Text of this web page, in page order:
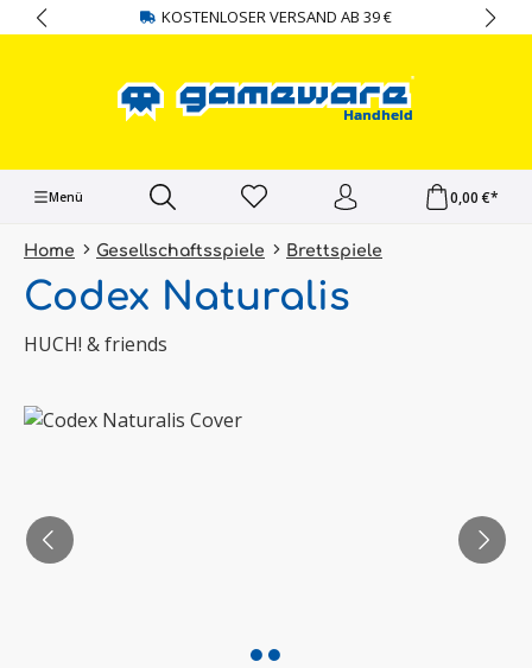
springen KOSTENLOSER VERSAND AB 39 €
Menü 0,00 €*
Home Gesellschaftsspiele Brettspiele
Codex Naturalis
HUCH! & friends
Bildergalerie überspringen